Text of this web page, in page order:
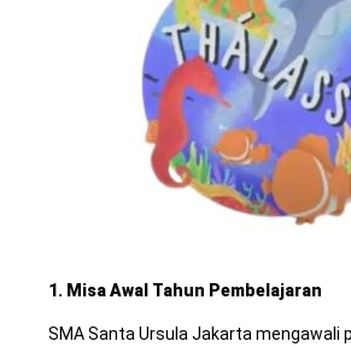
1. Misa Awal Tahun Pembelajaran
SMA Santa Ursula Jakarta mengawali